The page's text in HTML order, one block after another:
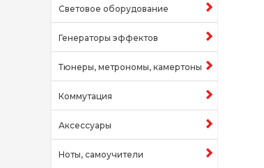
Световое оборудование
Генераторы эффектов
Тюнеры, метрономы, камертоны
Коммутация
Аксессуары
Ноты, самоучители